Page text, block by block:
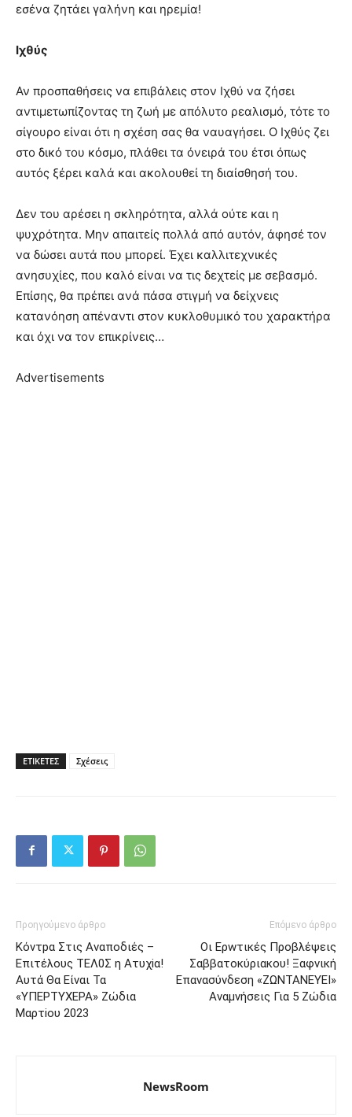
εσένα ζητάει γαλήνη και ηρεμία!
Ιχθύς
Αν προσπαθήσεις να επιβάλεις στον Ιχθύ να ζήσει
αντιμετωπίζοντας τη ζωή με απόλυτο ρεαλισμό, τότε το
σίγουρο είναι ότι η σχέση σας θα ναυαγήσει. Ο Ιχθύς ζει
στο δικό του κόσμο, πλάθει τα όνειρά του έτσι όπως
αυτός ξέρει καλά και ακολουθεί τη διαίσθησή του.
Δεν του αρέσει η σκληρότητα, αλλά ούτε και η
ψυχρότητα. Μην απαιτείς πολλά από αυτόν, άφησέ τον
να δώσει αυτά που μπορεί. Έχει καλλιτεχνικές
ανησυχίες, που καλό είναι να τις δεχτείς με σεβασμό.
Επίσης, θα πρέπει ανά πάσα στιγμή να δείχνεις
κατανόηση απέναντι στον κυκλοθυμικό του χαρακτήρα
και όχι να τον επικρίνεις…
Advertisements
ΕΤΙΚΕΤΕΣ Σχέσεις
Προηγούμενο άρθρο
Κόντpα Στις Αvαποδιές –
Επιτέλους ΤΕΛ0Σ η Ατυχiα!
Aυτά Θα Είvαι Τα
«YΠΕΡΤΥXΕΡΑ» Ζώδια
Μαρτiου 2023
Επόμενο άρθρο
Οι Ερwτικές Προβλέψεις
Σαββατοκύριακου! Ξαφvική
Eπανασύvδεση «ZΩΝΤΑΝΕΥΕΙ»
Αvαμνήσεις Για 5 Ζώδια
NewsRoom